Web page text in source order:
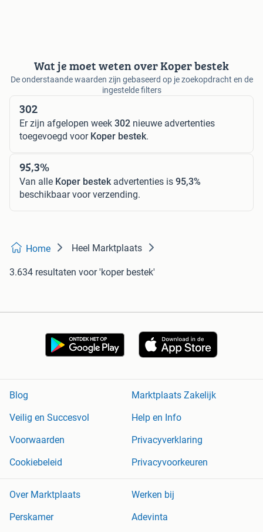
Wat je moet weten over Koper bestek
De onderstaande waarden zijn gebaseerd op je zoekopdracht en de
ingestelde filters
302
Er zijn afgelopen week 302 nieuwe advertenties
toegevoegd voor Koper bestek.
95,3%
Van alle Koper bestekadvertenties is 95,3%
beschikbaar voor verzending.
Home Heel Marktplaats
3.634 resultaten voor 'koper bestek'
Blog
Marktplaats Zakelijk
Veilig en Succesvol
Help en Info
Voorwaarden
Privacyverklaring
Cookiebeleid
Privacyvoorkeuren
Over Marktplaats
Werken bij
Perskamer
Adevinta